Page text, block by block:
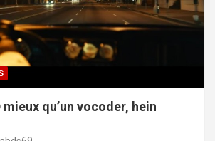
mieux qu’un vocoder, hein